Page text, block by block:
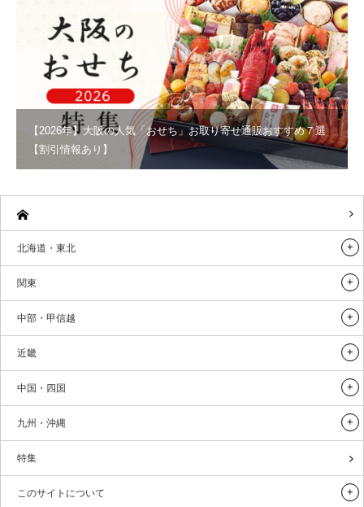
【2026年】大阪の人気「おせち」お取り寄せ通販おすすめ７選
【割引情報あり】
北海道・東北
関東
中部・甲信越
近畿
中国・四国
九州・沖縄
特集
このサイトについて